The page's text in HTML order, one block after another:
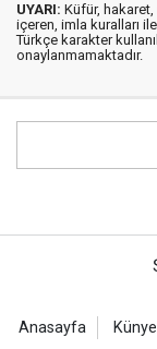
UYARI: Küfür,
içeren, imla kuralları
Türkçe karakter
onaylanmamaktadır.
Anasayfa Künye